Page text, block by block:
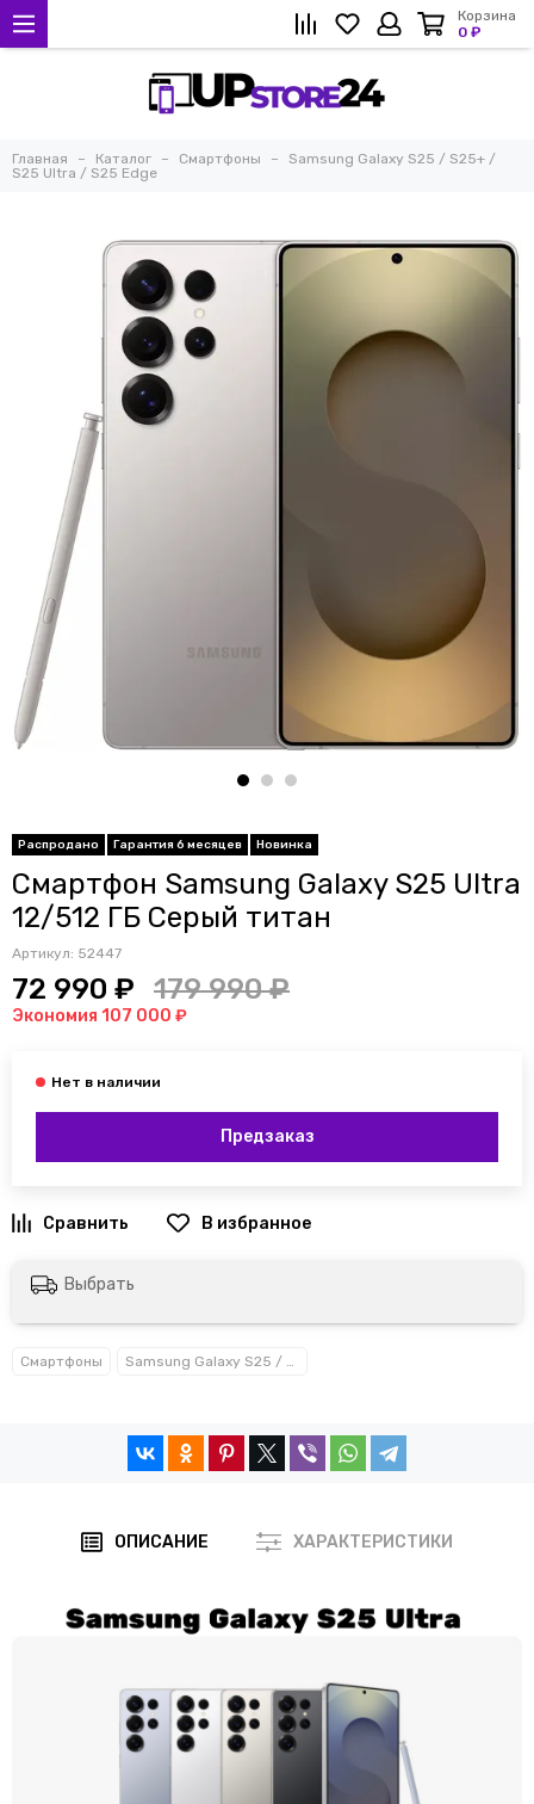
Корзина
0 ₽
Главная Каталог Смартфоны
Samsung Galaxy S25 / S25+ /
S25 Ultra / S25 Edge
Распродано Гарантия 6 месяцев Новинка
Смартфон Samsung Galaxy S25 Ultra
12/512 ГБ Серый титан
Артикул: 52447
72 990 ₽ 179 990 ₽
Экономия 107 000 ₽
Предзаказ
Выбрать
Смартфоны Samsung Galaxy S25 / S25+ / S25 Ultra / S25 Edge
ОПИСАНИЕ ХАРАКТЕРИСТИКИ